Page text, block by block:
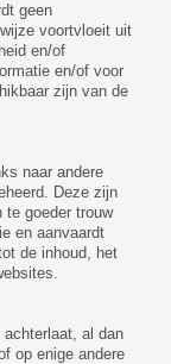
geen
voortvloeit uit
en/of
en/of voor
zijn van de
naar andere
Deze zijn
te goeder trouw
en aanvaardt
de inhoud, het
al dan
op enige andere